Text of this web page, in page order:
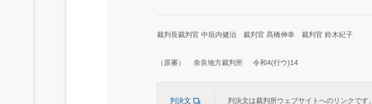
裁判長裁判官 中垣内健治 裁判官 髙橋伸幸 裁判官 鈴木紀子
（原審） 奈良地方裁判所 令和4(行ウ)14
判決文 判決文は裁判所ウェブサイトへのリンクです。